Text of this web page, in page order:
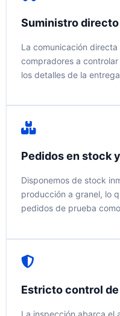
Suministro
La comunicación
compradores a
los detalles de la
Pedidos en stock
Disponemos de stock
producción a granel, lo
pedidos de prueba
Estricto control
La inspección abarca el